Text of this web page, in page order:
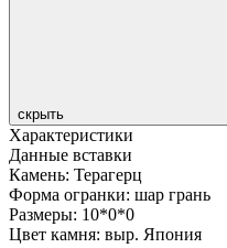
скрыть
Характеристики
Данные вставки
Камень: Терагерц
Форма огранки: шар грань
Размеры: 10*0*0
Цвет камня: выр. Япония